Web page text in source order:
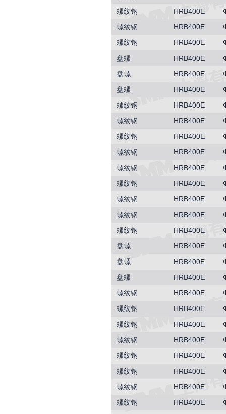
螺纹钢
HRB400E
螺纹钢
HRB400E
螺纹钢
HRB400E
盘螺
HRB400E
盘螺
HRB400E
盘螺
HRB400E
螺纹钢
HRB400E
螺纹钢
HRB400E
螺纹钢
HRB400E
螺纹钢
HRB400E
螺纹钢
HRB400E
螺纹钢
HRB400E
螺纹钢
HRB400E
螺纹钢
HRB400E
螺纹钢
HRB400E
盘螺
HRB400E
盘螺
HRB400E
盘螺
HRB400E
螺纹钢
HRB400E
螺纹钢
HRB400E
螺纹钢
HRB400E
螺纹钢
HRB400E
螺纹钢
HRB400E
螺纹钢
HRB400E
螺纹钢
HRB400E
螺纹钢
HRB400E